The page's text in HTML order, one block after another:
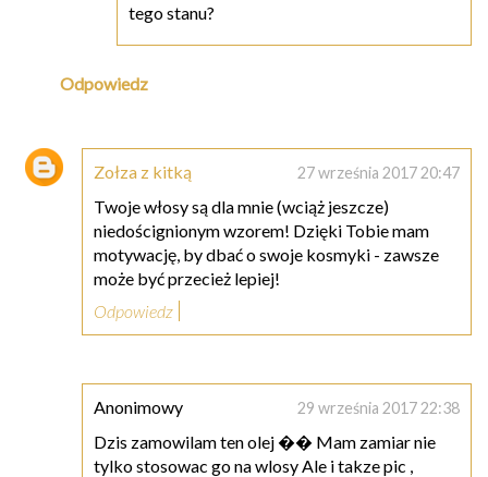
tego stanu?
Odpowiedz
Zołza z kitką 27 września 2017 20:47
Twoje włosy są dla mnie (wciąż jeszcze)
niedoścignionym wzorem! Dzięki Tobie mam
motywację, by dbać o swoje kosmyki - zawsze
może być przecież lepiej!
Odpowiedz
Anonimowy 29 września 2017 22:38
Dzis zamowilam ten olej �� Mam zamiar nie
tylko stosowac go na wlosy Ale i takze pic ,